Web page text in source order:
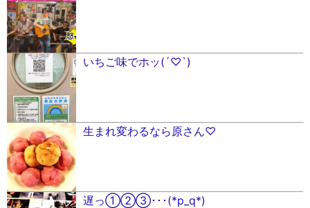
いちご味でホッ(´♡`)
生まれ変わるなら原さん♡
遅っ①②③･･･(*p_q*)